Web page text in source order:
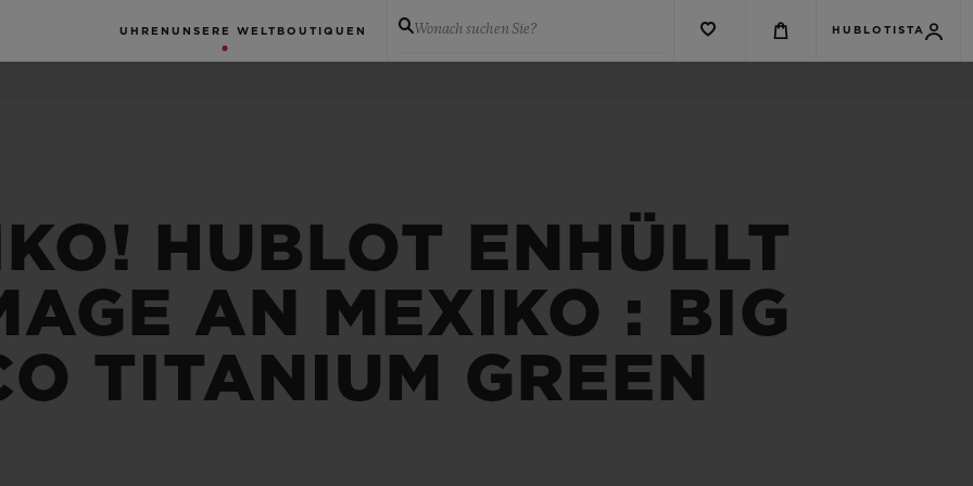
UHREN UNSERE WELT BOUTIQUEN Wonach suchen Sie? HUBLOTISTA
HUBLOT ENHÜLLT
AN MEXIKO : BIG
TITANIUM GREEN